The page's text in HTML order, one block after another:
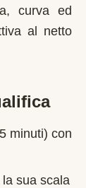
curva ed
al netto
minuti) con
sua scala